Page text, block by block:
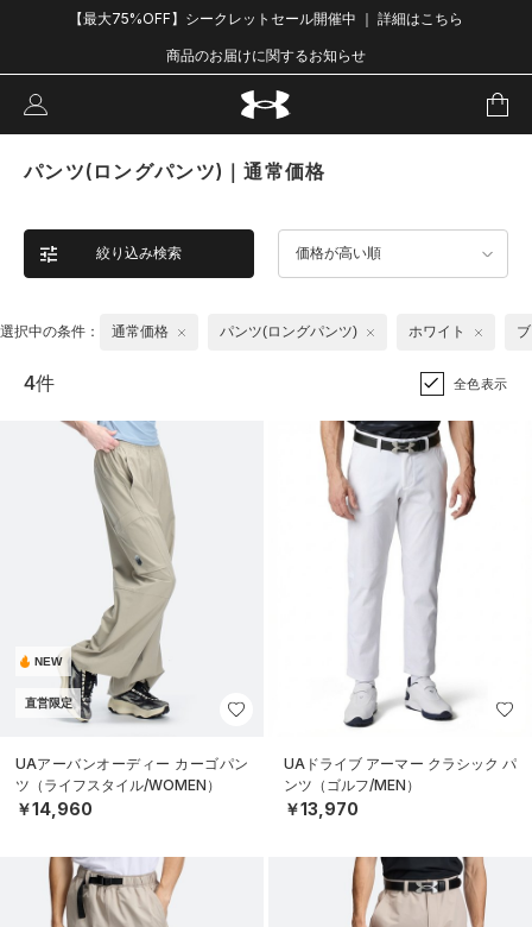
【最大75%OFF】シークレットセール開催中 ｜ 詳細はこちら
商品のお届けに関するお知らせ
パンツ(ロングパンツ)｜通常価格
絞り込み検索 価格が高い順
選択中の条件： 通常価格 パンツ(ロングパンツ) ホワイト
4件 全色表示
NEW
直営限定
UAアーバンオーディー カーゴパン
ツ（ライフスタイル/WOMEN）
￥14,960
UAドライブ アーマー クラシック パ
ンツ（ゴルフ/MEN）
￥13,970